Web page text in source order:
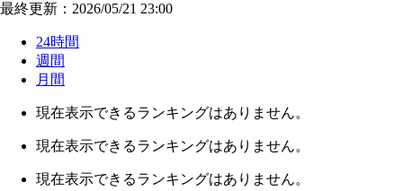
最終更新：2026/05/21 23:00
24時間
週間
月間
現在表示できるランキングはありません。
現在表示できるランキングはありません。
現在表示できるランキングはありません。